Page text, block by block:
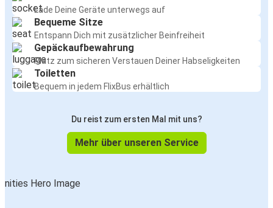
Lade Deine Geräte unterwegs auf
Bequeme Sitze
Entspann Dich mit zusätzlicher Beinfreiheit
Gepäckaufbewahrung
Platz zum sicheren Verstauen Deiner Habseligkeiten
Toiletten
Bequem in jedem FlixBus erhältlich
Du reist zum ersten Mal mit uns?
Mehr über unseren Service